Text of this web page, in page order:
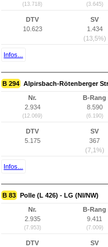
(13.718) (3.645)
DTV
10.623
SV
1.434
(13,5%)
Infos...
B 294 Alpirsbach-Rötenberger
Nr.
2.934
(12.069)
B-Rang
8.590
(6.190)
DTV
5.175
SV
367
(7,1%)
Infos...
B 83 Polle (L 426) - LG (NI/NW)
Nr.
2.935
(7.953)
B-Rang
9.411
(7.009)
DTV
SV